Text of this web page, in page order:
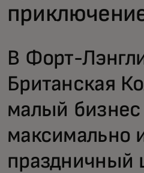
В Форт-
Британская
малый бизнес
максимально
праздничный